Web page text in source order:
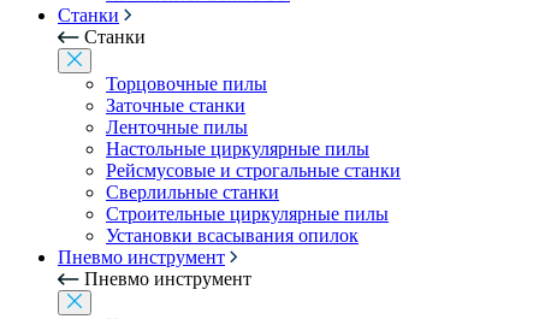
Станки
Станки
Торцовочные пилы
Заточные станки
Ленточные пилы
Настольные циркулярные пилы
Рейсмусовые и строгальные станки
Сверлильные станки
Строительные циркулярные пилы
Установки всасывания опилок
Пневмо инструмент
Пневмо инструмент